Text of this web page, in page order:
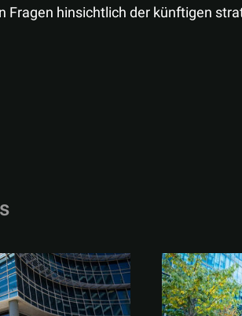
Fragen hinsichtlich der künftigen